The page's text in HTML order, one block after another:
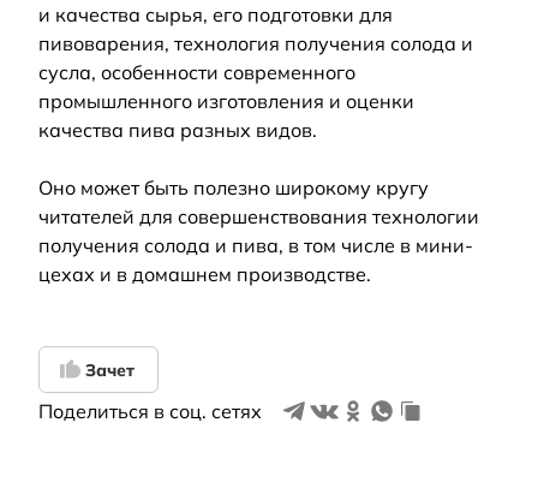
и качества сырья, его подготовки для
пивоварения, технология получения солода и
сусла, особенности современного
промышленного изготовления и оценки
качества пива разных видов.
Оно может быть полезно широкому кругу
читателей для совершенствования технологии
получения солода и пива, в том числе в мини-
цехах и в домашнем производстве.
Зачет
Поделиться в соц. сетях